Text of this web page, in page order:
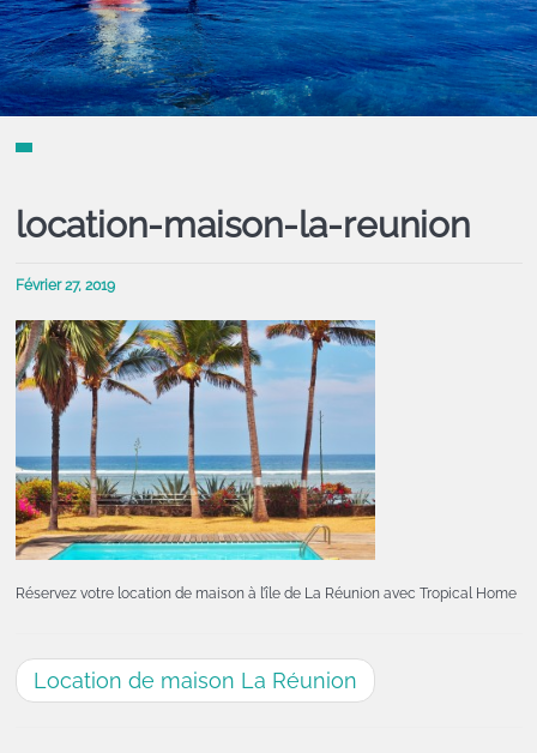
location-maison-la-reunion
Février 27, 2019
Réservez votre location de maison à l’île de La Réunion avec Tropical Home
Location de maison La Réunion